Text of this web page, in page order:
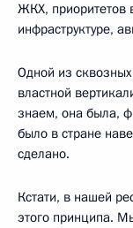
ЖКХ, приоритетов
инфраструктуре,
Одной из
властной
знаем, она была,
было в стране
сделано.
Кстати, в нашей
этого принципа.